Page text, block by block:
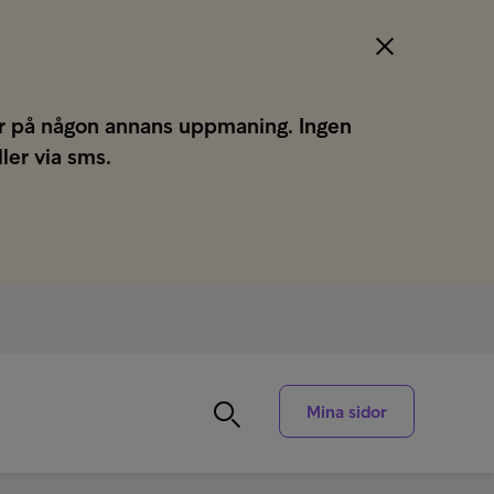
någon annans uppmaning. Ingen
via sms.
Mina sidor